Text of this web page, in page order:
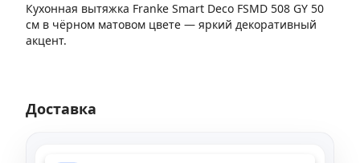
Кухонная вытяжка Franke Smart Deco FSMD 508 GY 50
см в чёрном матовом цвете — яркий декоративный
акцент.
Доставка